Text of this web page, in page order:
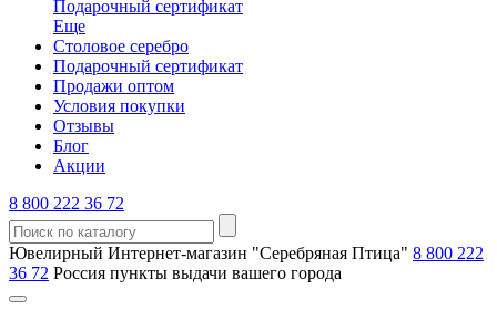
Подарочный сертификат
Еще
Столовое серебро
Подарочный сертификат
Продажи оптом
Условия покупки
Отзывы
Блог
Акции
8 800 222 36 72
Ювелирный Интернет-магазин "Серебряная Птица" 8 800 222
36 72 Россия пункты выдачи вашего города